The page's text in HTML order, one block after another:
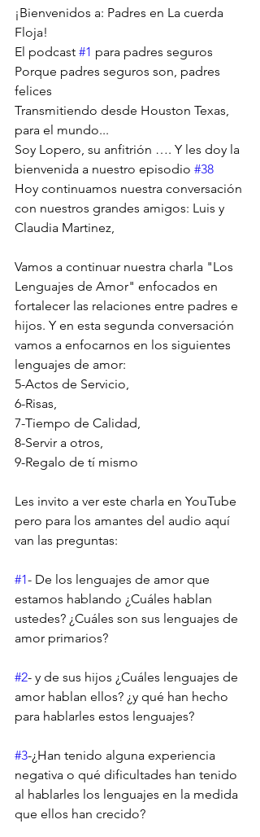
¡Bienvenidos a: Padres en La cuerda
Floja!
El podcast #1 para padres seguros
Porque padres seguros son, padres
felices
Transmitiendo desde Houston Texas,
para el mundo...
Soy Lopero, su anfitrión …. Y les doy la
bienvenida a nuestro episodio #38
Hoy continuamos nuestra conversación
con nuestros grandes amigos: Luis y
Claudia Martinez,
Vamos a continuar nuestra charla "Los
Lenguajes de Amor" enfocados en
fortalecer las relaciones entre padres e
hijos. Y en esta segunda conversación
vamos a enfocarnos en los siguientes
lenguajes de amor:
5-Actos de Servicio,
6-Risas,
7-Tiempo de Calidad,
8-Servir a otros,
9-Regalo de tí mismo
Les invito a ver este charla en YouTube
pero para los amantes del audio aquí
van las preguntas:
#1- De los lenguajes de amor que
estamos hablando ¿Cuáles hablan
ustedes? ¿Cuáles son sus lenguajes de
amor primarios?
#2- y de sus hijos ¿Cuáles lenguajes de
amor hablan ellos? ¿y qué han hecho
para hablarles estos lenguajes?
#3-¿Han tenido alguna experiencia
negativa o qué dificultades han tenido
al hablarles los lenguajes en la medida
que ellos han crecido?